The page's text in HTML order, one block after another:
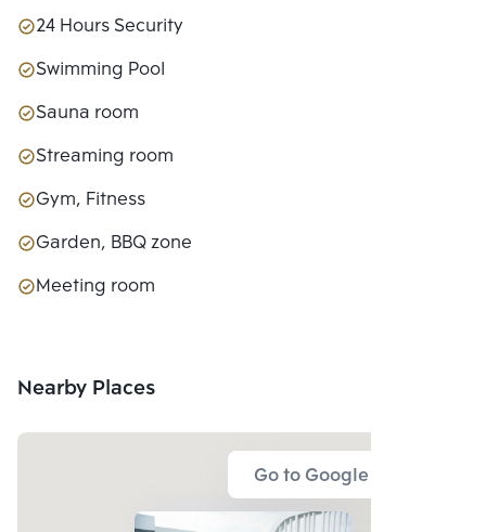
24 Hours Security
Swimming Pool
Sauna room
Streaming room
Gym, Fitness
Garden, BBQ zone
Meeting room
Nearby Places
Go to Google Map